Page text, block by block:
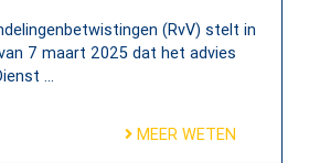
(RvV) stelt in
7 maart 2025 dat het advies
...
MEER WETEN